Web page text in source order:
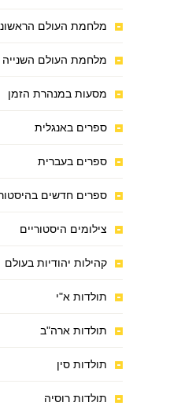
מלחמת העולם
מלחמת העולם השנייה
מסעות במנהרת הזמן
ספרים באנגלית
ספרים בעברית
ספרים חדשים
צילומים היסטוריים
קהילות יהודיות בעולם
תולדות א"י
תולדות ארה"ב
תולדות סין
תולדות רוסיה